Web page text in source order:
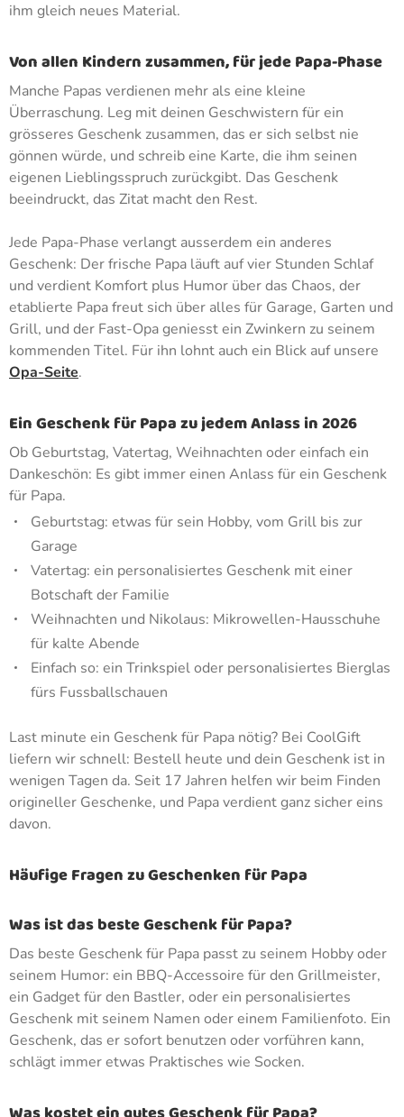
ihm gleich neues Material.
Von allen Kindern zusammen, für jede Papa-Phase
Manche Papas verdienen mehr als eine kleine
Überraschung. Leg mit deinen Geschwistern für ein
grösseres Geschenk zusammen, das er sich selbst nie
gönnen würde, und schreib eine Karte, die ihm seinen
eigenen Lieblingsspruch zurückgibt. Das Geschenk
beeindruckt, das Zitat macht den Rest.
Jede Papa-Phase verlangt ausserdem ein anderes
Geschenk: Der frische Papa läuft auf vier Stunden Schlaf
und verdient Komfort plus Humor über das Chaos, der
etablierte Papa freut sich über alles für Garage, Garten und
Grill, und der Fast-Opa geniesst ein Zwinkern zu seinem
kommenden Titel. Für ihn lohnt auch ein Blick auf unsere
Opa-Seite.
Ein Geschenk für Papa zu jedem Anlass in 2026
Ob Geburtstag, Vatertag, Weihnachten oder einfach ein
Dankeschön: Es gibt immer einen Anlass für ein Geschenk
für Papa.
Geburtstag: etwas für sein Hobby, vom Grill bis zur
Garage
Vatertag: ein personalisiertes Geschenk mit einer
Botschaft der Familie
Weihnachten und Nikolaus: Mikrowellen-Hausschuhe
für kalte Abende
Einfach so: ein Trinkspiel oder personalisiertes Bierglas
fürs Fussballschauen
Last minute ein Geschenk für Papa nötig? Bei CoolGift
liefern wir schnell: Bestell heute und dein Geschenk ist in
wenigen Tagen da. Seit 17 Jahren helfen wir beim Finden
origineller Geschenke, und Papa verdient ganz sicher eins
davon.
Häufige Fragen zu Geschenken für Papa
Was ist das beste Geschenk für Papa?
Das beste Geschenk für Papa passt zu seinem Hobby oder
seinem Humor: ein BBQ-Accessoire für den Grillmeister,
ein Gadget für den Bastler, oder ein personalisiertes
Geschenk mit seinem Namen oder einem Familienfoto. Ein
Geschenk, das er sofort benutzen oder vorführen kann,
schlägt immer etwas Praktisches wie Socken.